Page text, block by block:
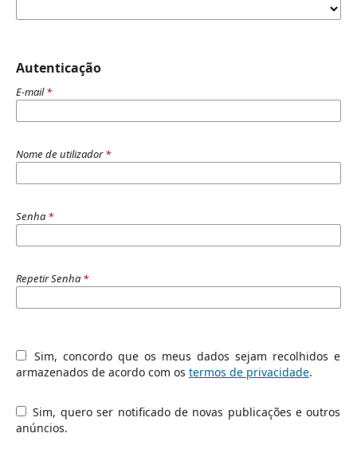
Autenticação
E-mail*
Nome de utilizador*
Senha *
Repetir Senha *
Sim, concordo que os meus dados sejam recolhidos e
armazenados de acordo com os termos de privacidade.
Sim, quero ser notificado de novas publicações e outros
anúncios.